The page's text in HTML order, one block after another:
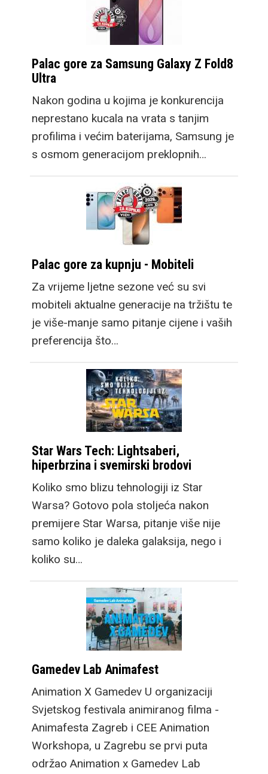
Palac gore za Samsung Galaxy Z Fold8
Ultra
Nakon godina u kojima je konkurencija
neprestano kucala na vrata s tanjim
profilima i većim baterijama, Samsung je
s osmom generacijom preklopnih…
Palac gore za kupnju - Mobiteli
Za vrijeme ljetne sezone već su svi
mobiteli aktualne generacije na tržištu te
je više-manje samo pitanje cijene i vaših
preferencija što…
Star Wars Tech: Lightsaberi,
hiperbrzina i svemirski brodovi
Koliko smo blizu tehnologiji iz Star
Warsa? Gotovo pola stoljeća nakon
premijere Star Warsa, pitanje više nije
samo koliko je daleka galaksija, nego i
koliko su…
Gamedev Lab Animafest
Animation X Gamedev U organizaciji
Svjetskog festivala animiranog filma -
Animafesta Zagreb i CEE Animation
Workshopa, u Zagrebu se prvi puta
održao Animation x Gamedev Lab